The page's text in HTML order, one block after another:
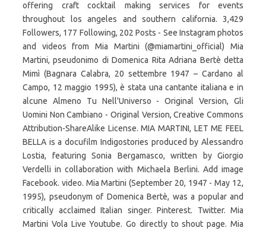
offering craft cocktail making services for events
throughout los angeles and southern california. 3,429
Followers, 177 Following, 202 Posts - See Instagram photos
and videos from Mia Martini (@miamartini_official) Mia
Martini, pseudonimo di Domenica Rita Adriana Bertè detta
Mimì (Bagnara Calabra, 20 settembre 1947 – Cardano al
Campo, 12 maggio 1995), è stata una cantante italiana e in
alcune Almeno Tu Nell'Universo - Original Version, Gli
Uomini Non Cambiano - Original Version, Creative Commons
Attribution-ShareAlike License. MIA MARTINI, LET ME FEEL
BELLA is a docufilm Indigostories produced by Alessandro
Lostia, featuring Sonia Bergamasco, written by Giorgio
Verdelli in collaboration with Michaela Berlini. Add image
Facebook. video. Mia Martini (September 20, 1947 - May 12,
1995), pseudonym of Domenica Bertè, was a popular and
critically acclaimed Italian singer. Pinterest. Twitter. Mia
Martini Vola Live Youtube. Go directly to shout page. Mia